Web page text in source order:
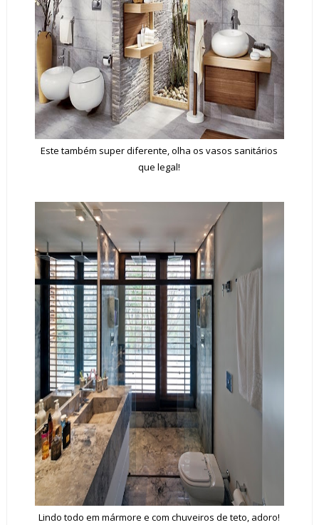
Este também super diferente, olha os vasos sanitários
que legal!
Lindo todo em mármore e com chuveiros de teto, adoro!